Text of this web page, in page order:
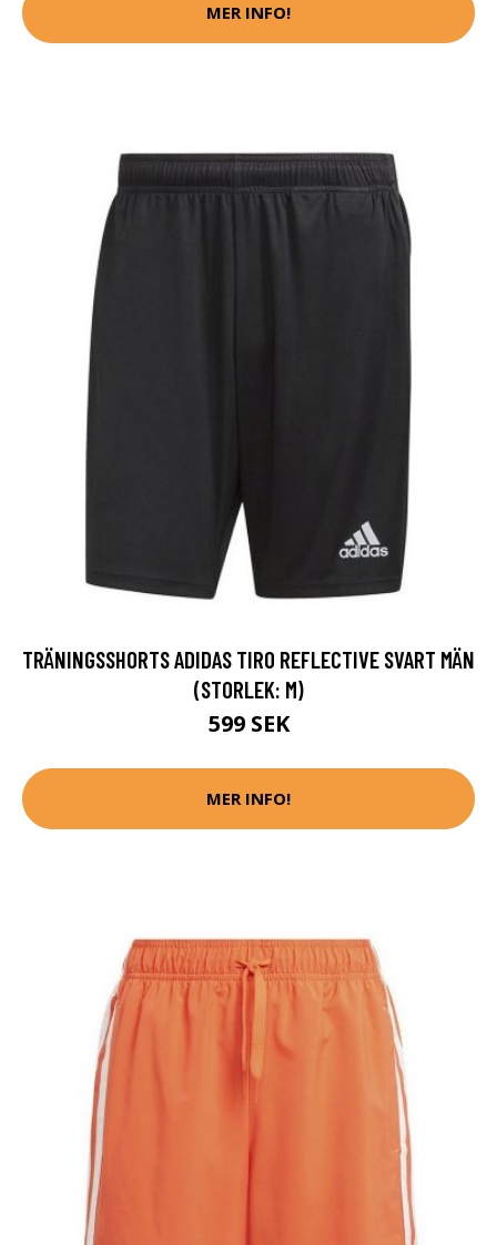
MER INFO!
TRÄNINGSSHORTS ADIDAS TIRO REFLECTIVE SVART MÄN
(STORLEK: M)
599 SEK
MER INFO!